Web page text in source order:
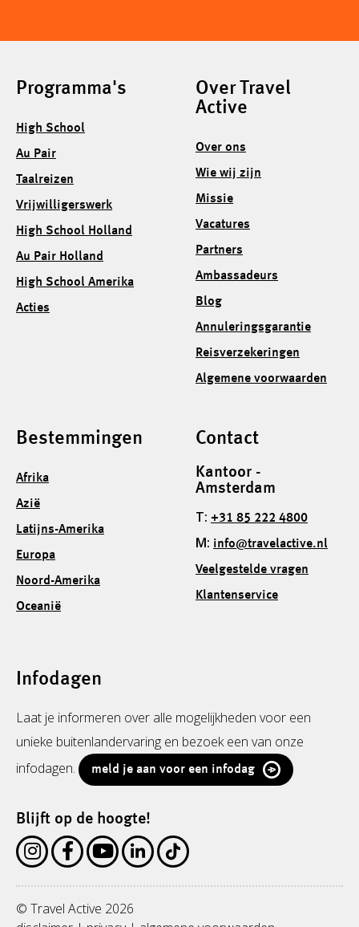
Programma's
High School
Au Pair
Taalreizen
Vrijwilligerswerk
High School Holland
Au Pair Holland
High School Amerika
Acties
Over Travel
Active
Over ons
Wie wij zijn
Missie
Vacatures
Partners
Ambassadeurs
Blog
Annuleringsgarantie
Reisverzekeringen
Algemene voorwaarden
Bestemmingen
Afrika
Azië
Latijns-Amerika
Europa
Noord-Amerika
Oceanië
Contact
Kantoor -
Amsterdam
T: +31 85 222 4800
M: info@travelactive.nl
Veelgestelde vragen
Klantenservice
Infodagen
Laat je informeren over alle mogelijkheden voor een
unieke buitenlandervaring en bezoek een van onze
infodagen.
meld je aan voor een infodag
Blijft op de hoogte!
© Travel Active 2026